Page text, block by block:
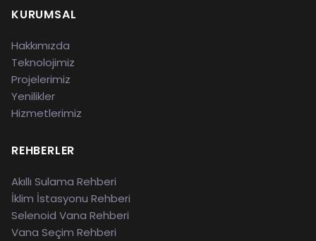
KURUMSAL
Hakkımızda
Teknolojimiz
Projelerimiz
Yenilikler
Hizmetlerimiz
REHBERLER
Akıllı Sulama Rehberi
İklim İstasyonu Rehberi
Selenoid Vana Rehberi
Vana Seçim Rehberi